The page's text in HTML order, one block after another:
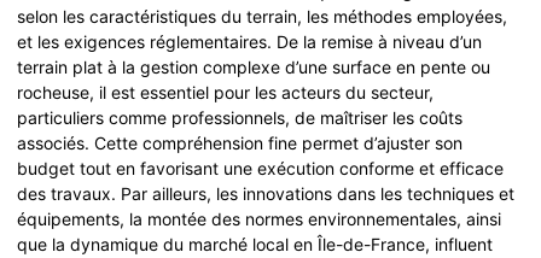
selon les caractéristiques du terrain, les méthodes employées,
et les exigences réglementaires. De la remise à niveau d’un
terrain plat à la gestion complexe d’une surface en pente ou
rocheuse, il est essentiel pour les acteurs du secteur,
particuliers comme professionnels, de maîtriser les coûts
associés. Cette compréhension fine permet d’ajuster son
budget tout en favorisant une exécution conforme et efficace
des travaux. Par ailleurs, les innovations dans les techniques et
équipements, la montée des normes environnementales, ainsi
que la dynamique du marché local en Île-de-France, influent